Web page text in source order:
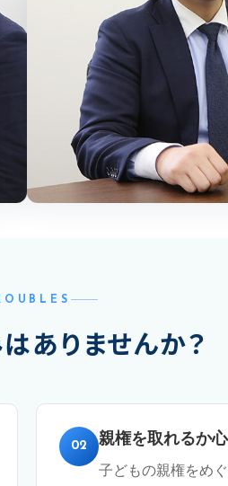
ありませんか？
02 親権を取れるか
子どもの親権をめ